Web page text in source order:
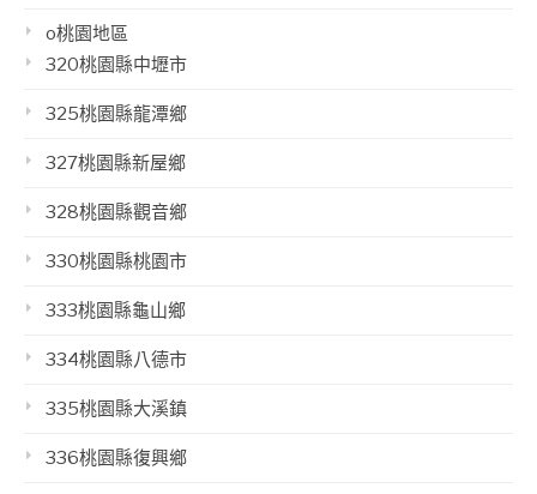
o桃園地區
320桃園縣中壢市
325桃園縣龍潭鄉
327桃園縣新屋鄉
328桃園縣觀音鄉
330桃園縣桃園市
333桃園縣龜山鄉
334桃園縣八德市
335桃園縣大溪鎮
336桃園縣復興鄉